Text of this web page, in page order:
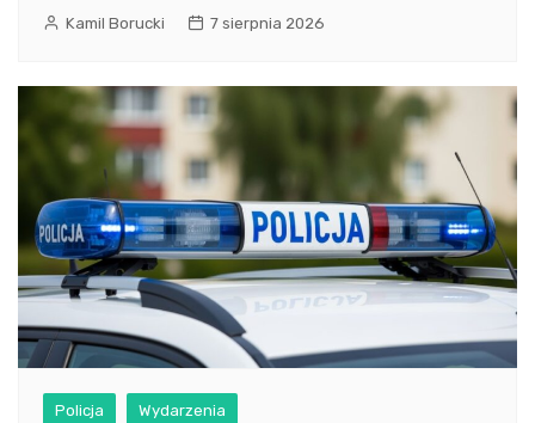
Kamil Borucki 7 sierpnia 2026
Policja Wydarzenia